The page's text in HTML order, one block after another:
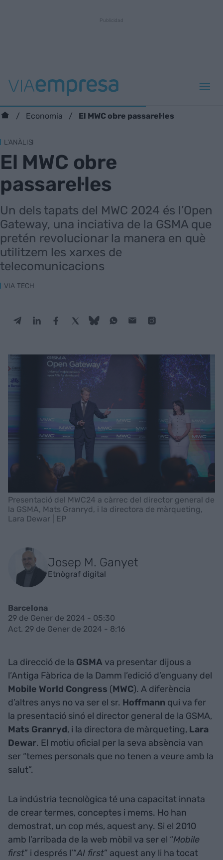
Economia El MWC obre passarel·les
L'ANÀLISI
El MWC obre
passarel·les
Un dels tapats del MWC 2024 és l’Open
Gateway, una inciativa de la GSMA que
pretén revolucionar la manera en què
utilitzem les xarxes de
telecomunicacions
VIA TECH
Presentació del MWC24 a càrrec del director general de
la GSMA, Mats Granryd, i la directora de màrqueting,
Lara Dewar | EP
Josep M. Ganyet
Etnògraf digital
Barcelona
29 de Gener de 2024 - 05:30
Act. 29 de Gener de 2024 - 8:16
La direcció de la GSMA va presentar dijous a
l’Antiga Fàbrica de la Damm l’edició d’enguany del
Mobile World Congress (MWC). A diferència
d’altres anys no va ser el sr. Hoffmann qui va fer
la presentació sinó el director general de la GSMA,
Mats Granryd, i la directora de màrqueting, Lara
Dewar. El motiu oficial per la seva absència van
ser “temes personals que no tenen a veure amb la
salut”.
La indústria tecnològica té una capacitat innata
de crear termes, conceptes i mems. Ho han
demostrat, un cop més, aquest any. Si el 2010
amb l’arribada de la web mòbil va ser el “Mobile
first” i després l’“AI first” aquest any li ha tocat